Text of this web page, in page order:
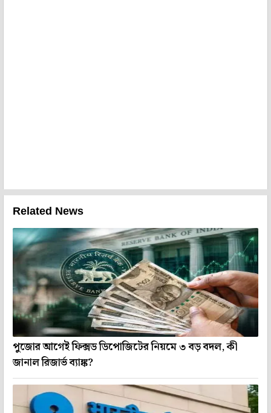
Related News
পুজোর আগেই ফিক্সড ডিপোজিটের নিয়মে ৩ বড় বদল, কী
জানাল রিজার্ভ ব্যাঙ্ক?